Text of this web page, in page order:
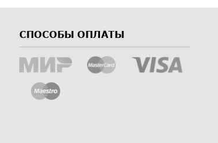
СПОСОБЫ ОПЛАТЫ